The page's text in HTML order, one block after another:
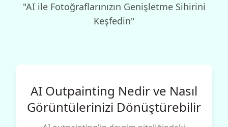
"AI ile Fotoğraflarınızın Genişletme Sihirini
Keşfedin"
AI Outpainting Nedir ve Nasıl
Görüntülerinizi Dönüştürebilir